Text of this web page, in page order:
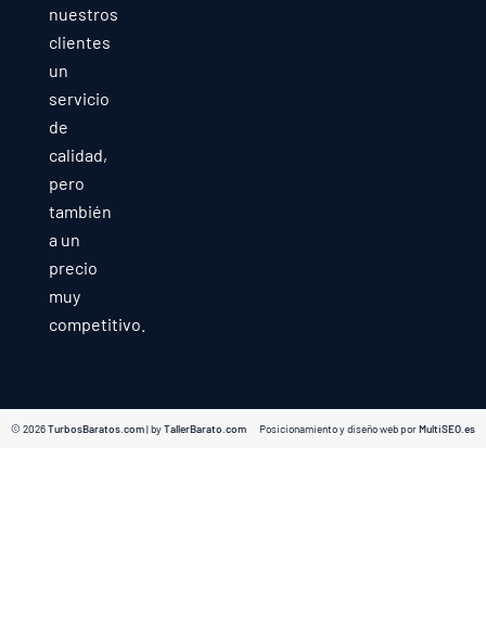
nuestros
clientes
un
servicio
de
calidad,
pero
también
a un
precio
muy
competitivo.
© 2026TurbosBaratos.com| byTallerBarato.com Posicionamiento y diseño web porMultiSEO.es